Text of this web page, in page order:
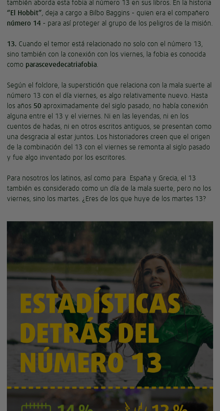
también aborda esta fobia al número 13 en sus libros. En la historia
“El Hobbit”, deja a cargo a Bilbo Baggins - quien era el compañero
número 14 - para así proteger al grupo de los peligros de la misión.
13. Cuando el temor está relacionado no solo con el número 13,
sino también con la conexión con los viernes, la fobia es conocida
como parascevedecatriafobia.
Según el folclore, la superstición que relaciona con la mala suerte al
número 13 con el día viernes, es algo relativamente nuevo. Hasta
los años 50 aproximadamente del siglo pasado, no había conexión
alguna entre el 13 y el viernes. Ni en las leyendas, ni en los
cuentos de hadas, ni en otros escritos antiguos, se presentan como
una desgracia al estar juntos. Los historiadores creen que el origen
de la combinación del 13 con el viernes se remonta al siglo pasado
y fue algo inventado por los escritores.
Para nosotros los latinos, así como para España y Grecia, el 13
también es considerado como un día de la mala suerte, pero no los
viernes, sino los martes. ¿Eres de los que huye de los martes 13?